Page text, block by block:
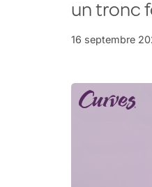
un tronc
16 septembre